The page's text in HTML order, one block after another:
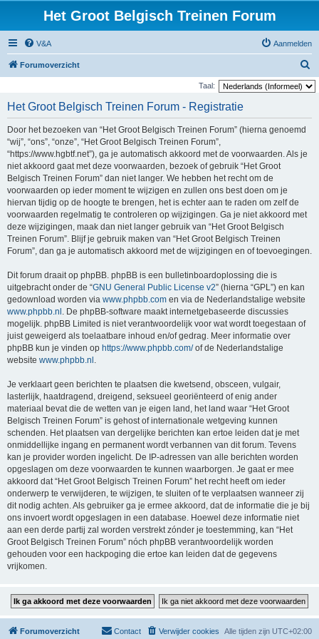
Het Groot Belgisch Treinen Forum
V&A Aanmelden
Forumoverzicht
o
Taal:
Het Groot Belgisch Treinen Forum - Registratie
Door het bezoeken van “Het Groot Belgisch Treinen Forum” (hierna genoemd
“wij”, “ons”, “onze”, “Het Groot Belgisch Treinen Forum”,
“https://www.hgbtf.net”), ga je automatisch akkoord met de voorwaarden. Als je
niet akkoord gaat met deze voorwaarden, bezoek of gebruik “Het Groot
Belgisch Treinen Forum” dan niet langer. We hebben het recht om de
voorwaarden op ieder moment te wijzigen en zullen ons best doen om je
hiervan tijdig op de hoogte te brengen, het is echter aan te raden om zelf de
voorwaarden regelmatig te controleren op wijzigingen. Ga je niet akkoord met
deze wijzigingen, maak dan niet langer gebruik van “Het Groot Belgisch
Treinen Forum”. Blijf je gebruik maken van “Het Groot Belgisch Treinen
Forum”, dan ga je automatisch akkoord met de wijzigingen en of toevoegingen.
Dit forum draait op phpBB. phpBB is een bulletinboardoplossing die is
uitgebracht onder de “GNU General Public License v2” (hierna “GPL”) en kan
gedownload worden via www.phpbb.com en via de Nederlandstalige website
www.phpbb.nl . De phpBB-software maakt internetgebaseerde discussies
mogelijk. phpBB Limited is niet verantwoordelijk voor wat wordt toegestaan of
juist geweigerd als toelaatbare inhoud en/of gedrag. Meer informatie over
phpBB kun je vinden op https://www.phpbb.com/of de Nederlandstalige
website www.phpbb.nl .
Je verklaart geen berichten te plaatsen die kwetsend, obsceen, vulgair,
lasterlijk, haatdragend, dreigend, seksueel georiënteerd of enig ander
materiaal bevat die de wetten van je eigen land, het land waar “Het Groot
Belgisch Treinen Forum” is gehost of internationale wetgeving kunnen
schenden. Het plaatsen van dergelijke berichten kan ertoe leiden dat je met
onmiddellijke ingang en permanent wordt verbannen van dit forum. Tevens
kan je provider worden ingelicht. De IP-adressen van alle berichten worden
opgeslagen om deze voorwaarden te kunnen waarborgen. Je gaat er mee
akkoord dat “Het Groot Belgisch Treinen Forum” het recht heeft om ieder
onderwerp te verwijderen, te wijzigen, te sluiten of te verplaatsen wanneer zij
dit nodig achten. Als gebruiker ga je ermee akkoord, dat de informatie die je bij
ons invoert wordt opgeslagen in een database. Hoewel deze informatie niet
aan een derde partij zal worden verstrekt zónder je toestemming, kan “Het
Groot Belgisch Treinen Forum” nóch phpBB verantwoordelijk worden
gehouden voor een hackpoging die ertoe kan leiden dat de gegevens
vrijkomen.
Forumoverzicht Alle tijden zijn UTC+02:00
Verwijder cookies
Contact